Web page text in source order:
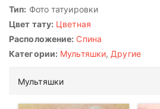
Тип: Фото татуировки
Цвет тату: Цветная
Расположение: Спина
Категории: Мультяшки, Другие
Мультяшки